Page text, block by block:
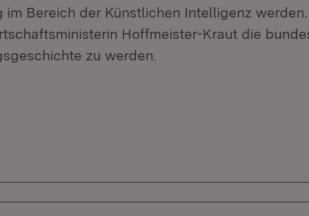
Bereich der Künstlichen Intelligenz
Hoffmeister-Kraut die
zu werden.